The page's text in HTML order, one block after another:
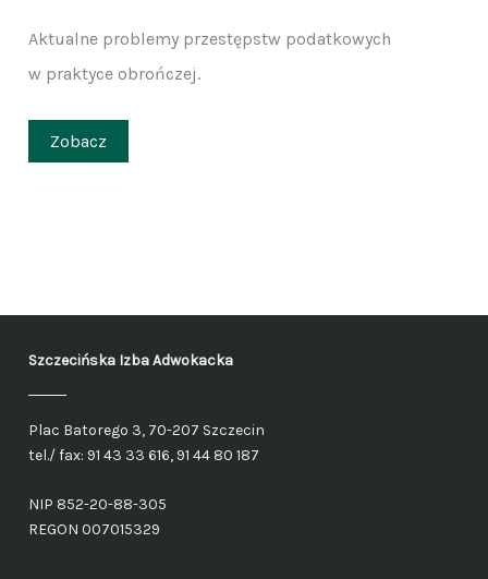
Aktualne problemy przestępstw podatkowych
w praktyce obrończej.
Zobacz
Szczecińska Izba Adwokacka
Plac Batorego 3, 70-207 Szczecin
tel./ fax: 91 43 33 616, 91 44 80 187
NIP 852-20-88-305
REGON 007015329